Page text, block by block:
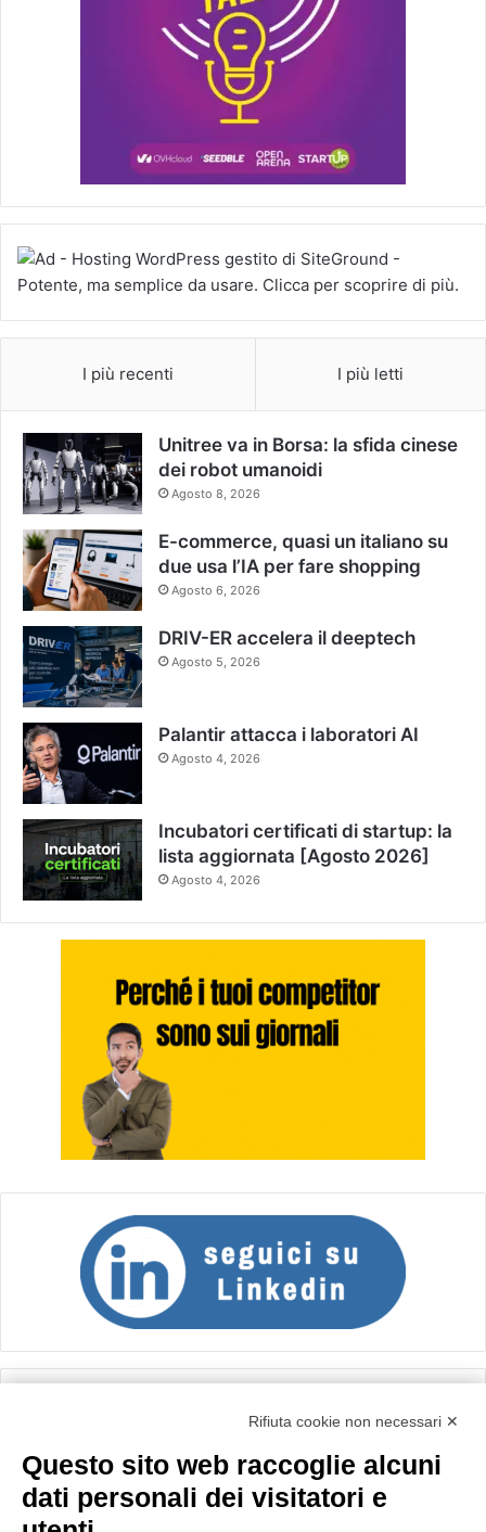
I più recenti I più letti
Unitree va in Borsa: la sfida cinese
dei robot umanoidi
Agosto 8, 2026
E-commerce, quasi un italiano su
due usa l’IA per fare shopping
Agosto 6, 2026
DRIV-ER accelera il deeptech
Agosto 5, 2026
Palantir attacca i laboratori AI
Agosto 4, 2026
Incubatori certificati di startup: la
lista aggiornata [Agosto 2026]
Agosto 4, 2026
Importo netto (€):
Rifiuta cookie non necessari ✕
Questo sito web raccoglie alcuni
dati personali dei visitatori e